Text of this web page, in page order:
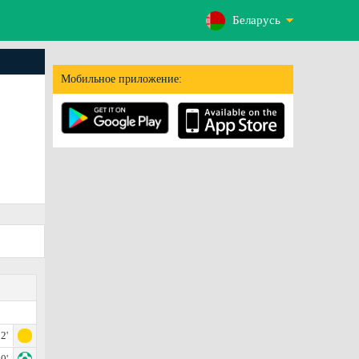
Беларусь
Мобильное приложение:
2'